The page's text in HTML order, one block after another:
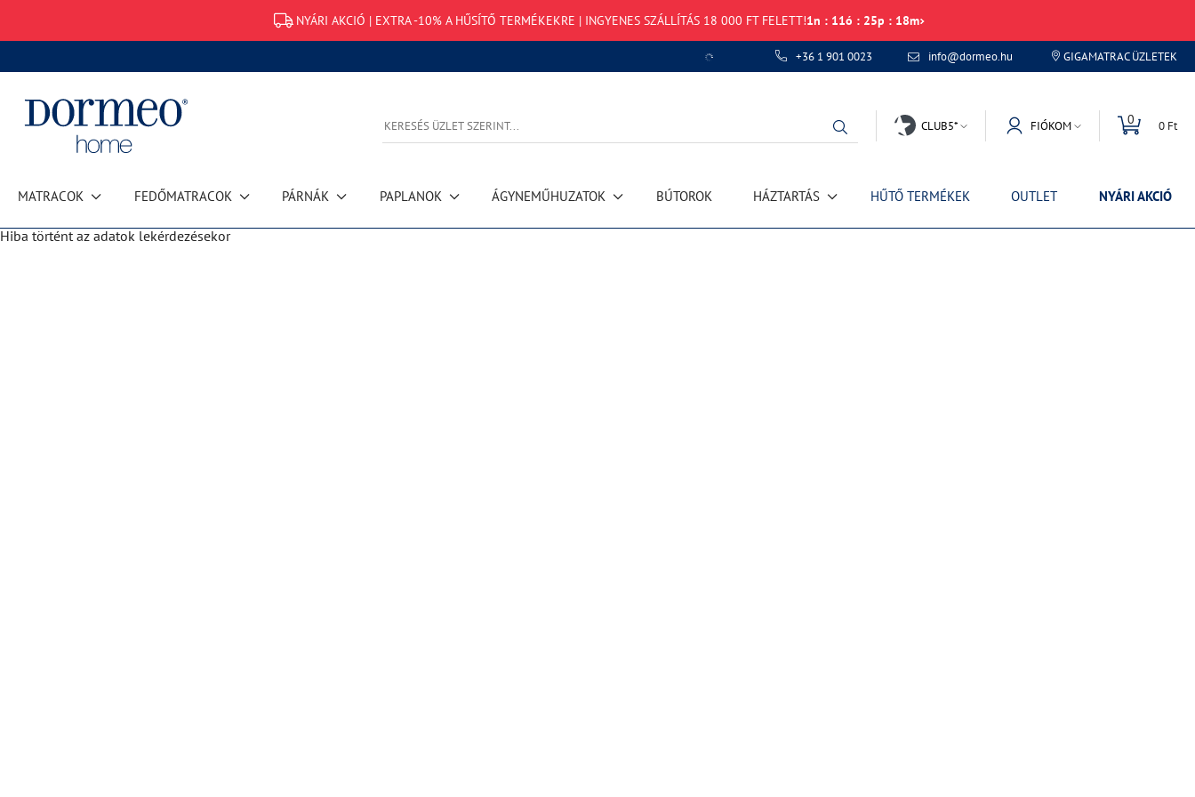
NYÁRI AKCIÓ | EXTRA -10% A HŰSÍTŐ TERMÉKEKRE | INGYENES SZÁLLÍTÁS 18 000 FT FELETT!1n : 11ó : 25p : 18m
+36 1 901 0023 info@dormeo.hu GIGAMATRAC ÜZLETEK
CLUB5* FIÓKOM 0 0 Ft
MATRACOK FEDŐMATRACOK PÁRNÁK PAPLANOK ÁGYNEMŰHUZATOK BÚTOROK HÁZTARTÁS HŰTŐ TERMÉKEK OUTLET NYÁRI AKCIÓ
Hiba történt az adatok lekérdezésekor